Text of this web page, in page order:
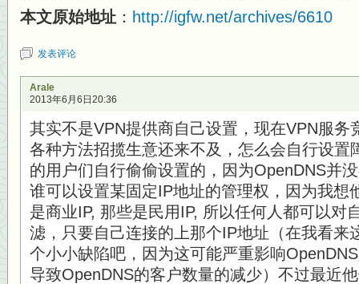
本文原始地址 ： http://igfw.net/archives/6610
发表评论
Arale
2013年6月6日20:36
其实不是VPN提供商自己设置，现在VPN服务
各种方法招揽生意还来不及，怎么会自行设置
的用户们自行偷偷设置的，因为OpenDNS并
谁可以设置某固定IP地址的管理权，因为我想
是商业IP, 那些是民用IP, 所以任何人都可以对
滤，只要自己连接的上那个IP地址（在我看来
个小小缺陷吧，因为这可能严重影响
导致OpenDNS的客户数量的减少）不过最近